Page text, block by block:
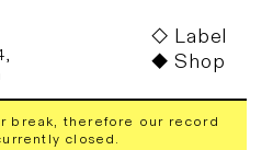
Label
Shop
break, therefore our record
closed.